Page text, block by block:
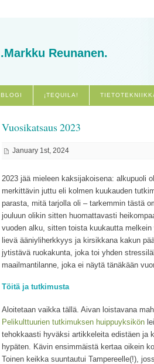
.Markku Reunanen.
BLOGI ¡TEQUILA!
Vuosikatsaus 2023
January 1st, 2024
2023 jää mieleen kaksijakoisena: alkupuoli
merkittävin juttu eli kolmen kuukauden
parasta, mitä tarjolla oli – tarkemmin tästä
jouluun olikin sitten huomattavasti
vuoden alku, sitten toista kuukautta
lievä ääniyliherkkyys ja kirsikkana kakun
jytistävä ruokakunta, joka toi yhden
maailmantilanne, joka ei näytä tänäkään
Töitä ja tutkimusta
Aloitetaan vaikka tällä. Aivan loistavana
Pelikulttuurien tutkimuksen huippuyksikön
tehokkaasti hyväksi artikkeleita edistäen ja
hypäten. Kävin ensimmäistä kertaa oikein
Toinen keikka suuntautui Tampereelle(!),